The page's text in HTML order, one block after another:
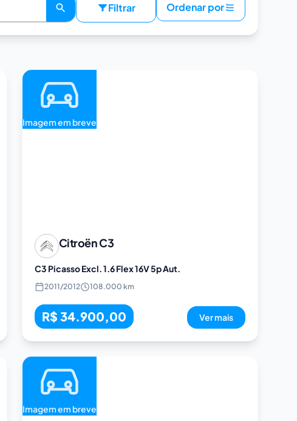
Filtrar Ordenar por
Imagem em breve
CitroënC3
C3 Picasso Excl. 1.6 Flex 16V 5p Aut.
2011/2012 108.000 km
R$ 34.900,00 Ver mais
Imagem em breve